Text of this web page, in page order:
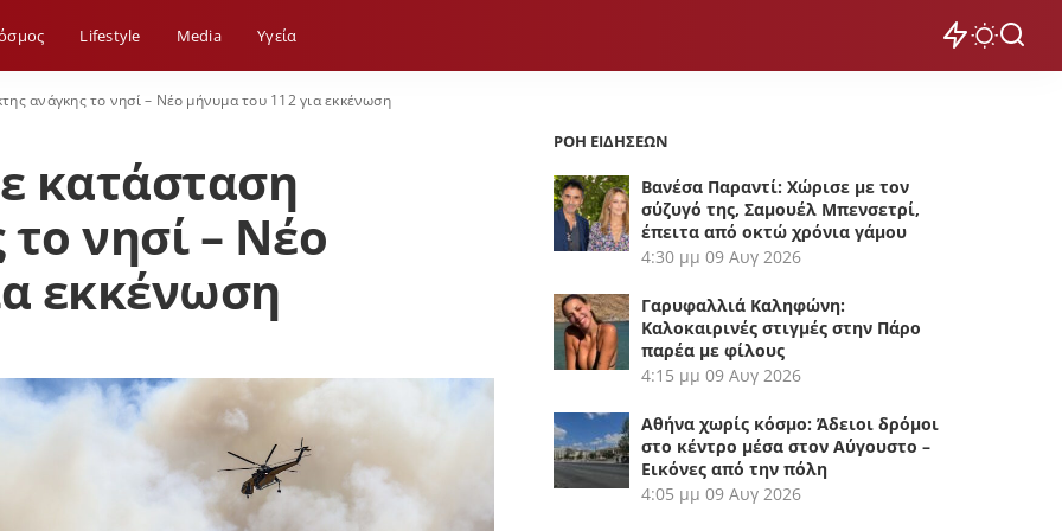
Lifestyle Media Yγεία
ανάγκης το νησί – Νέο μήνυμα του 112 για εκκένωση
κατάσταση
νησί – Νέο
εκκένωση
ΡΟΗ ΕΙΔΗΣΕΩΝ
Βανέσα Παραντί: Χώρισε με τον
σύζυγό της, Σαμουέλ Μπενσετρί,
έπειτα από οκτώ χρόνια γάμου
4:30 μμ 09 Αυγ 2026
Γαρυφαλλιά Καληφώνη:
Καλοκαιρινές στιγμές στην Πάρο
παρέα με φίλους
4:15 μμ 09 Αυγ 2026
Αθήνα χωρίς κόσμο: Άδειοι δρόμοι
στο κέντρο μέσα στον Αύγουστο –
Εικόνες από την πόλη
4:05 μμ 09 Αυγ 2026